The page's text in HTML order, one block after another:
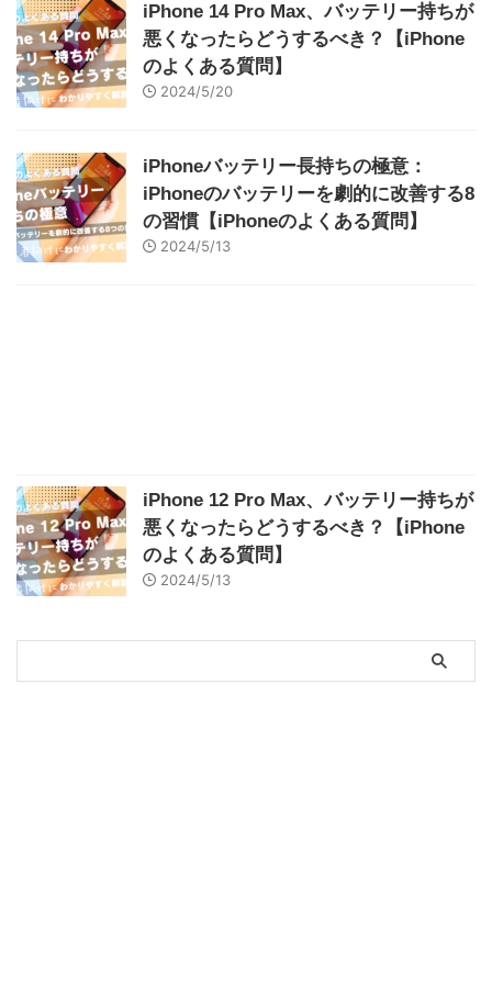
iPhone 14 Pro Max、バッテリー持ちが
悪くなったらどうするべき？【iPhone
のよくある質問】
2024/5/20
iPhoneバッテリー長持ちの極意：
iPhoneのバッテリーを劇的に改善する8
の習慣【iPhoneのよくある質問】
2024/5/13
iPhone 12 Pro Max、バッテリー持ちが
悪くなったらどうするべき？【iPhone
のよくある質問】
2024/5/13